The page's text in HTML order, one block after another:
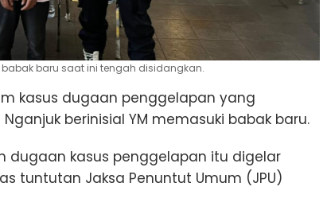
babak baru saat ini tengah disidangkan.
kasus dugaan penggelapan yang
berinisial YM memasuki babak baru.
dugaan kasus penggelapan itu digelar
tuntutan Jaksa Penuntut Umum (JPU)